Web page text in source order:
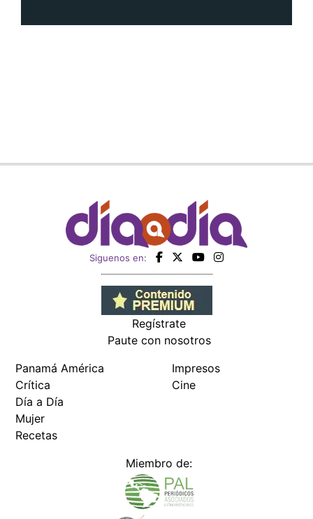
Siguenos en:
Regístrate
Paute con nosotros
Panamá América
Crítica
Día a Día
Mujer
Recetas
Impresos
Cine
Miembro de: